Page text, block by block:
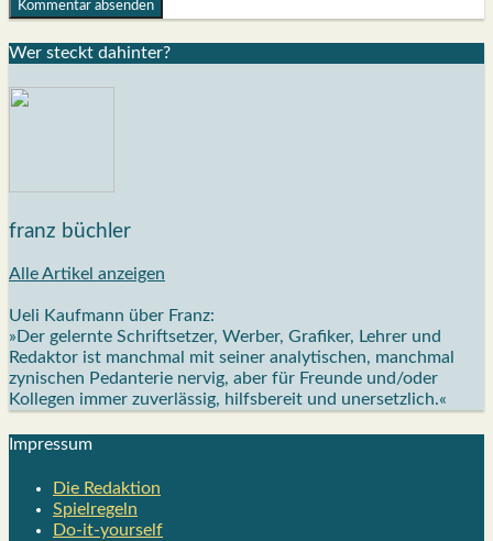
Wer steckt dahin­ter?
franz büchler
Alle Artikel anzeigen
Ueli Kaufmann über Franz:
»Der gelernte Schriftsetzer, Werber, Grafiker, Lehrer und
Redaktor ist manchmal mit seiner analytischen, manchmal
zynischen Pedanterie nervig, aber für Freunde und/oder
Kollegen immer zuverlässig, hilfsbereit und unersetzlich.«
Impres­sum
Die Redak­ti­on
Spiel­re­geln
Do-it-your­s­elf